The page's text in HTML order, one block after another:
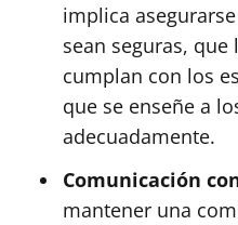
implica
sean seguras,
cumplan con los
que se enseñe a
adecuadamente.
Comunicación
mantener una